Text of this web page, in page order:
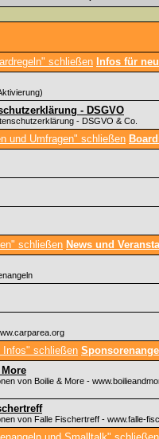
Infos für
- DSGVO
- DSGVO & Co.
News und
von Boilie & More -
von Falle Fischertreff - www.falle-